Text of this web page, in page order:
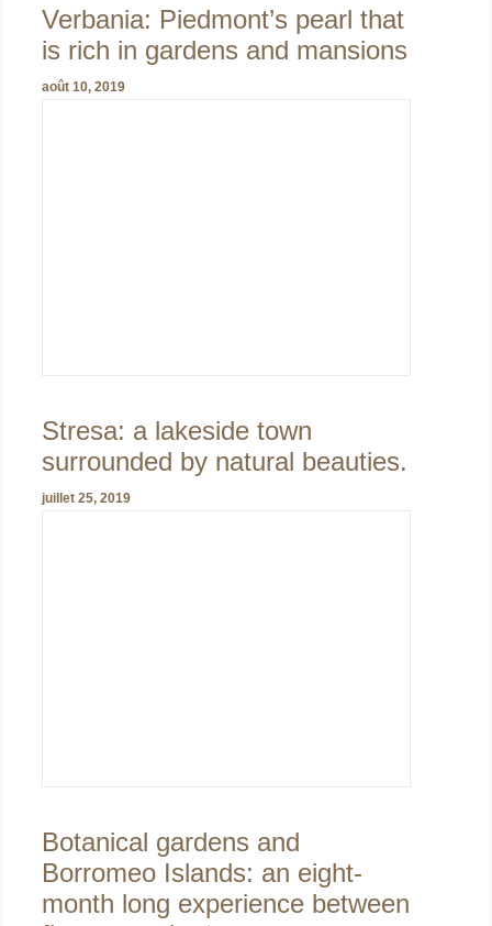
Verbania: Piedmont’s pearl that
is rich in gardens and mansions
août 10, 2019
Stresa: a lakeside town
surrounded by natural beauties.
juillet 25, 2019
Botanical gardens and
Borromeo Islands: an eight-
month long experience between